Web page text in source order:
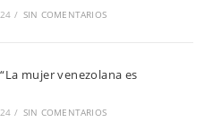
/ SIN COMENTARIOS
mujer venezolana es
/ SIN COMENTARIOS